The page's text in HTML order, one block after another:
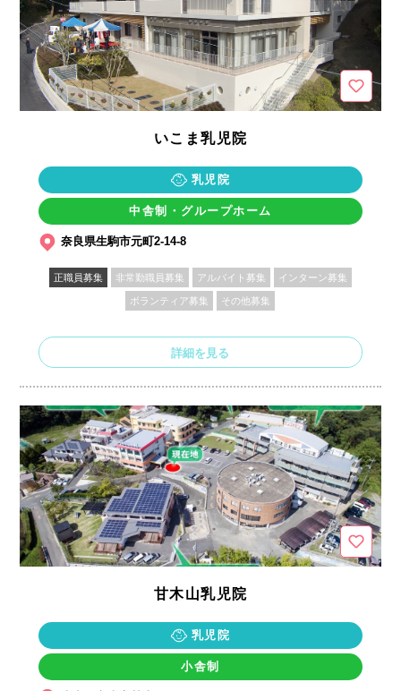
いこま乳児院
乳児院
中舎制・グループホーム
奈良県生駒市元町2-14-8
正職員募集 非常勤職員募集 アルバイト募集 インターン募集
ボランティア募集 その他募集
詳細を見る
甘木山乳児院
乳児院
小舎制